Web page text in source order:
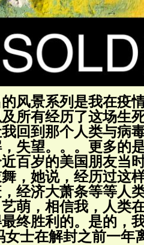
风景系列是我在疫
所有经历了这场生
回到那个人类与病
失望。。。更多的
百岁的美国朋友当
，她说，经历过这
经济大萧条等等人
萌，相信我，人类
终胜利的。是的，
女士在解封之前一年